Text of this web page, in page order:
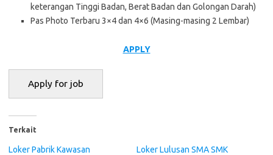
keterangan Tinggi Badan, Berat Badan dan Golongan Darah)
Pas Photo Terbaru 3×4 dan 4×6 (Masing-masing 2 Lembar)
APPLY
Terkait
Loker Pabrik Kawasan
Loker Lulusan SMA SMK